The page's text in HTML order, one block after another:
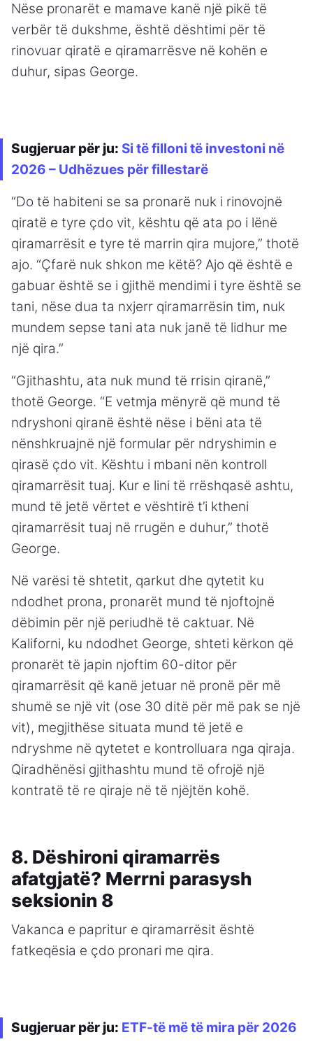
Nëse pronarët e mamave kanë një pikë të
verbër të dukshme, është dështimi për të
rinovuar qiratë e qiramarrësve në kohën e
duhur, sipas George.
Sugjeruar për ju: Si të filloni të investoni në
2026 – Udhëzues për fillestarë
“Do të habiteni se sa pronarë nuk i rinovojnë
qiratë e tyre çdo vit, kështu që ata po i lënë
qiramarrësit e tyre të marrin qira mujore,” thotë
ajo. “Çfarë nuk shkon me këtë? Ajo që është e
gabuar është se i gjithë mendimi i tyre është se
tani, nëse dua ta nxjerr qiramarrësin tim, nuk
mundem sepse tani ata nuk janë të lidhur me
një qira.”
“Gjithashtu, ata nuk mund të rrisin qiranë,”
thotë George. “E vetmja mënyrë që mund të
ndryshoni qiranë është nëse i bëni ata të
nënshkruajnë një formular për ndryshimin e
qirasë çdo vit. Kështu i mbani nën kontroll
qiramarrësit tuaj. Kur e lini të rrëshqasë ashtu,
mund të jetë vërtet e vështirë t’i ktheni
qiramarrësit tuaj në rrugën e duhur,” thotë
George.
Në varësi të shtetit, qarkut dhe qytetit ku
ndodhet prona, pronarët mund të njoftojnë
dëbimin për një periudhë të caktuar. Në
Kaliforni, ku ndodhet George, shteti kërkon që
pronarët të japin njoftim 60-ditor për
qiramarrësit që kanë jetuar në pronë për më
shumë se një vit (ose 30 ditë për më pak se një
vit), megjithëse situata mund të jetë e
ndryshme në qytetet e kontrolluara nga qiraja.
Qiradhënësi gjithashtu mund të ofrojë një
kontratë të re qiraje në të njëjtën kohë.
8. Dëshironi qiramarrës
afatgjatë? Merrni parasysh
seksionin 8
Vakanca e papritur e qiramarrësit është
fatkeqësia e çdo pronari me qira.
Sugjeruar për ju: ETF-të më të mira për 2026